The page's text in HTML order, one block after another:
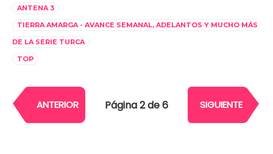
ANTENA 3
TIERRA AMARGA - AVANCE SEMANAL, ADELANTOS Y MUCHO MÁS
DE LA SERIE TURCA
TOP
ANTERIOR Página 2 de 6 SIGUIENTE